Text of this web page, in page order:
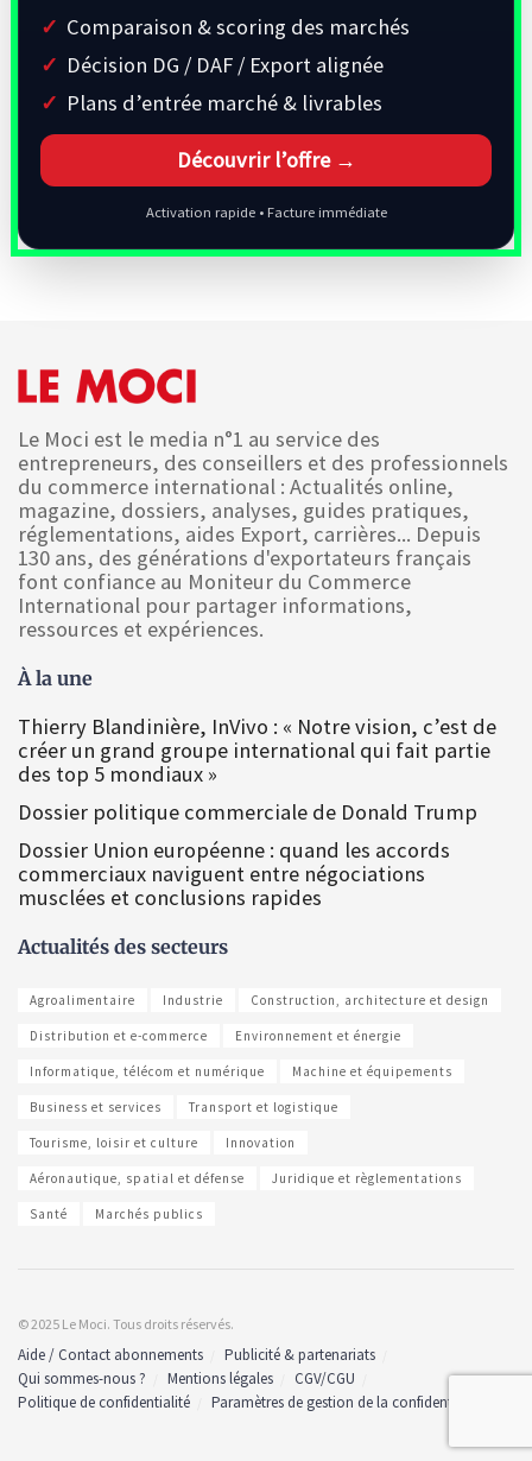
Comparaison & scoring des marchés
Décision DG / DAF / Export alignée
Plans d’entrée marché & livrables
Découvrir l’offre →
Activation rapide • Facture immédiate
Le Moci est le media n°1 au service des
entrepreneurs, des conseillers et des professionnels
du commerce international : Actualités online,
magazine, dossiers, analyses, guides pratiques,
réglementations, aides Export, carrières... Depuis
130 ans, des générations d'exportateurs français
font confiance au Moniteur du Commerce
International pour partager informations,
ressources et expériences.
À la une
Thierry Blandinière, InVivo : « Notre vision, c’est de
créer un grand groupe international qui fait partie
des top 5 mondiaux »
Dossier politique commerciale de Donald Trump
Dossier Union européenne : quand les accords
commerciaux naviguent entre négociations
musclées et conclusions rapides
Actualités des secteurs
Agroalimentaire Industrie Construction, architecture et design
Distribution et e-commerce Environnement et énergie
Informatique, télécom et numérique Machine et équipements
Business et services Transport et logistique
Tourisme, loisir et culture Innovation
Aéronautique, spatial et défense Juridique et règlementations
Santé Marchés publics
© 2025 Le Moci. Tous droits réservés.
Aide / Contact abonnements
Publicité & partenariats
Qui sommes-nous ?
Mentions légales
CGV/CGU
Politique de confidentialité
Paramètres de gestion de la confidentialité